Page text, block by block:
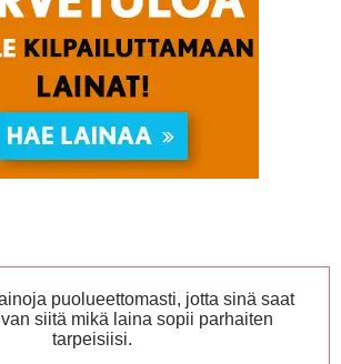
puolueettomasti, jotta sinä saat
siitä mikä laina sopii parhaiten
tarpeisiisi.